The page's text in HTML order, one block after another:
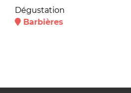
Dégustation
Barbières